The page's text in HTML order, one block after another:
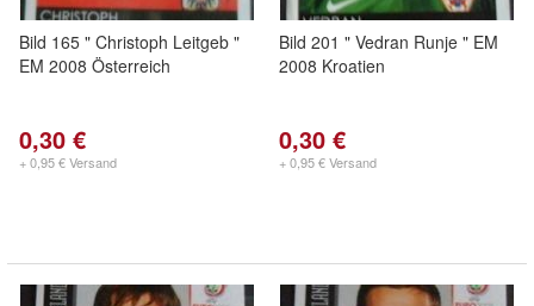
Bild 165 " Christoph Leitgeb "
EM 2008 Österreich
0,30 €
+ 0,95 € Versand
Bild 201 " Vedran Runje " EM
2008 Kroatien
0,30 €
+ 0,95 € Versand